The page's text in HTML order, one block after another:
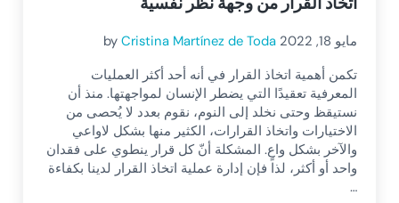
مايو 18, 2022 by Cristina Martínez de Toda
تكمن أهمية اتخاذ القرار في أنه أحد أكثر العمليات
المعرفية تعقيدًا التي يضطر الإنسان لمواجهتها. منذ أن
نستيقظ وحتى نخلد إلى النوم، نقوم بعدد لا يُحصى من
الاختيارات واتخاذ القرارات، الكثير منها بشكل لاواعي
والآخر بشكل واعٍ. المشكلة أنّ كل قرار ينطوي على فقدان
واحد أو أكثر، لذا فإن إدارة عملية اتخاذ القرار لدينا بكفاءة
…